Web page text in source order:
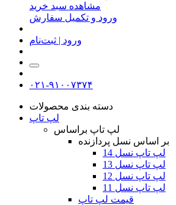
مشاهده سبد خرید
ورود و تکمیل سفارش
ورود | ثبت‌نام
۰۲۱-۹۱۰۰۷۳۷۴
دسته بندی محصولات
لپ تاپ
لپ تاپ براساس
بر اساس نسل پردازنده
لپ تاپ نسل 14
لپ تاپ نسل 13
لپ تاپ نسل 12
لپ تاپ نسل 11
قیمت لپ تاپ